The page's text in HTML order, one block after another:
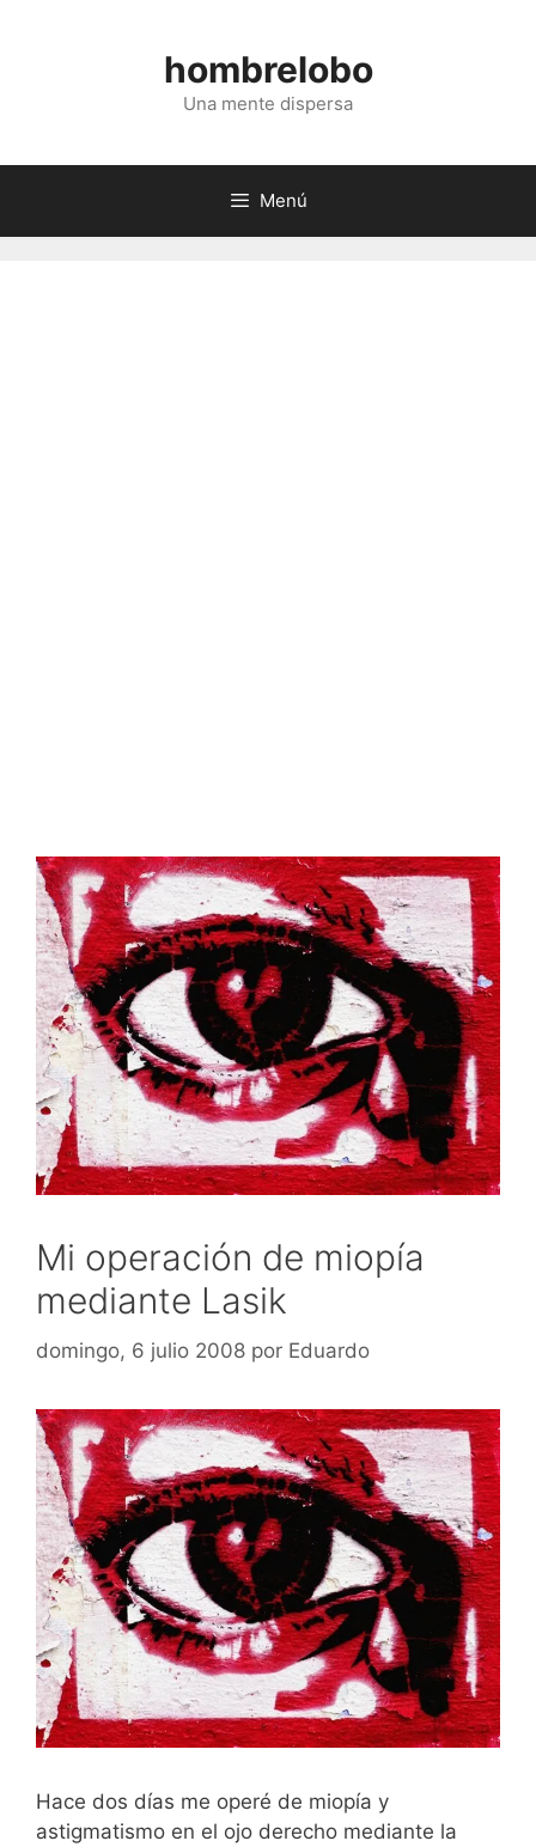
hombrelobo
Una mente dispersa
Menú
Mi operación de miopía
mediante Lasik
domingo, 6 julio 2008 por Eduardo
Hace dos días me operé de miopía y
astigmatismo en el ojo derecho mediante la